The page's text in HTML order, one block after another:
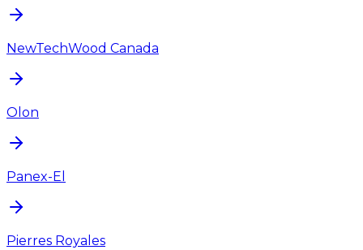
NewTechWood Canada
Olon
Panex-El
Pierres Royales